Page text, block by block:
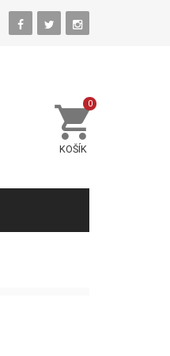
KOŠÍK
0